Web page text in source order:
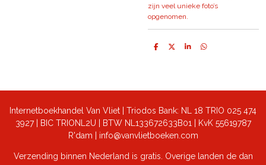
zijn veel unieke foto’s
opgenomen.
D
D
S
D
Internetboekhandel Van Vliet | Triodos Bank: NL 18 TRIO 025 474
3927 | BIC TRIONL2U | BTW NL133672633B01 | KvK 55619787
R'dam | info@vanvlietboeken.com
Verzending binnen Nederland is gratis. Overige landen de dan